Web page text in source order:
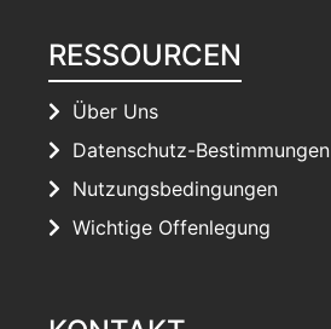
RESSOURCEN
Über Uns
Datenschutz-Bestimmungen
Nutzungsbedingungen
Wichtige Offenlegung